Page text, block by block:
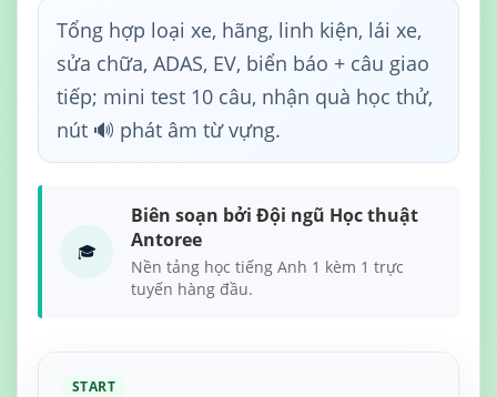
Tổng hợp loại xe, hãng, linh kiện, lái xe,
sửa chữa, ADAS, EV, biển báo + câu giao
tiếp; mini test 10 câu, nhận quà học thử,
nút 🔊 phát âm từ vựng.
🎓
Biên soạn bởi Đội ngũ Học thuật
Antoree
Nền tảng học tiếng Anh 1 kèm 1 trực
tuyến hàng đầu.
START